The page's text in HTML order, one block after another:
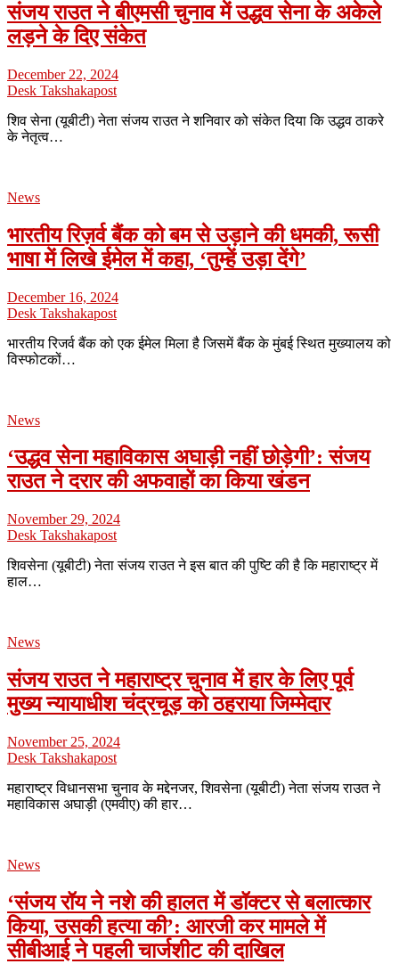
संजय राउत ने बीएमसी चुनाव में उद्धव सेना के अकेले
लड़ने के दिए संकेत
December 22, 2024
Desk Takshakapost
शिव सेना (यूबीटी) नेता संजय राउत ने शनिवार को संकेत दिया कि उद्धव ठाकरे
के नेतृत्व…
News
भारतीय रिज़र्व बैंक को बम से उड़ाने की धमकी, रूसी
भाषा में लिखे ईमेल में कहा, ‘तुम्हें उड़ा देंगे’
December 16, 2024
Desk Takshakapost
भारतीय रिजर्व बैंक को एक ईमेल मिला है जिसमें बैंक के मुंबई स्थित मुख्यालय को
विस्फोटकों…
News
‘उद्धव सेना महाविकास अघाड़ी नहीं छोड़ेगी’: संजय
राउत ने दरार की अफवाहों का किया खंडन
November 29, 2024
Desk Takshakapost
शिवसेना (यूबीटी) नेता संजय राउत ने इस बात की पुष्टि की है कि महाराष्ट्र में
हाल…
News
संजय राउत ने महाराष्ट्र चुनाव में हार के लिए पूर्व
मुख्य न्यायाधीश चंद्रचूड़ को ठहराया जिम्मेदार
November 25, 2024
Desk Takshakapost
महाराष्ट्र विधानसभा चुनाव के मद्देनजर, शिवसेना (यूबीटी) नेता संजय राउत ने
महाविकास अघाड़ी (एमवीए) की हार…
News
‘संजय रॉय ने नशे की हालत में डॉक्टर से बलात्कार
किया, उसकी हत्या की’: आरजी कर मामले में
सीबीआई ने पहली चार्जशीट की दाखिल